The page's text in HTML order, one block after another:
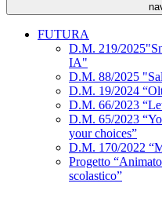
FUTURA
D.M. 219/
IA"
D.M. 88/2025
D.M. 19/2024
D.M. 66/2023
D.M. 65/2023
your choices”
D.M. 170/2022
Progetto
scolastico”